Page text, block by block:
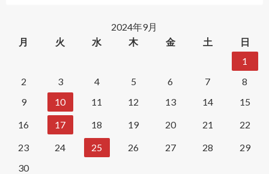
2024年9月
月
火 水 木 金 土
日
1
2
3 4 5 6 7
8
9
10 11 12 13 14
15
16
17 18 19 20 21
22
23
24 25 26 27 28
29
30